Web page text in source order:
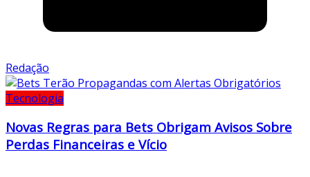
Redação
Tecnologia
Novas Regras para Bets Obrigam Avisos Sobre
Perdas Financeiras e Vício